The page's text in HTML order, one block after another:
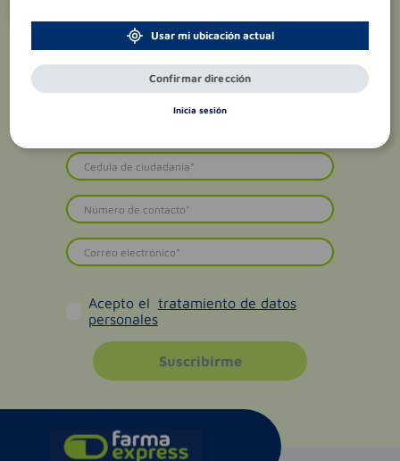
exclusivas!
Acepto el tratamiento de datos
personales
Suscribirme
Usar mi ubicación actual
Confirmar dirección
Inicia sesión